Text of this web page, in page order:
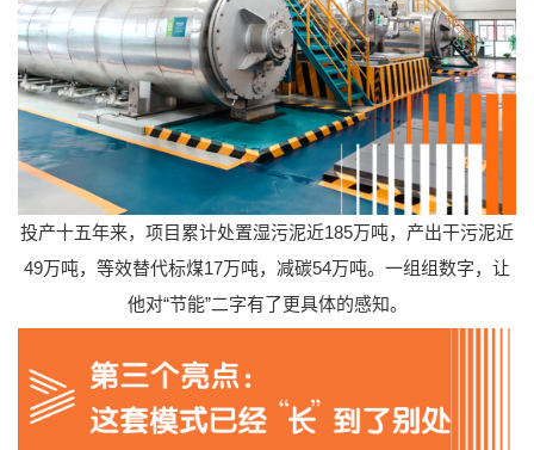
投产十五年来，项目累计处置湿污泥近185万吨，产出干污泥近
49万吨，等效替代标煤17万吨，减碳54万吨。一组组数字，让
他对“节能”二字有了更具体的感知。